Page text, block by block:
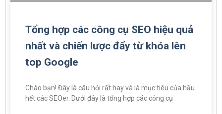
Tổng hợp các công cụ SEO hiệu quả
nhất và chiến lược đẩy từ khóa lên
top Google
Chào bạn! Đây là câu hỏi rất hay và là mục tiêu của hầu
hết các SEOer. Dưới đây là tổng hợp các công cụ